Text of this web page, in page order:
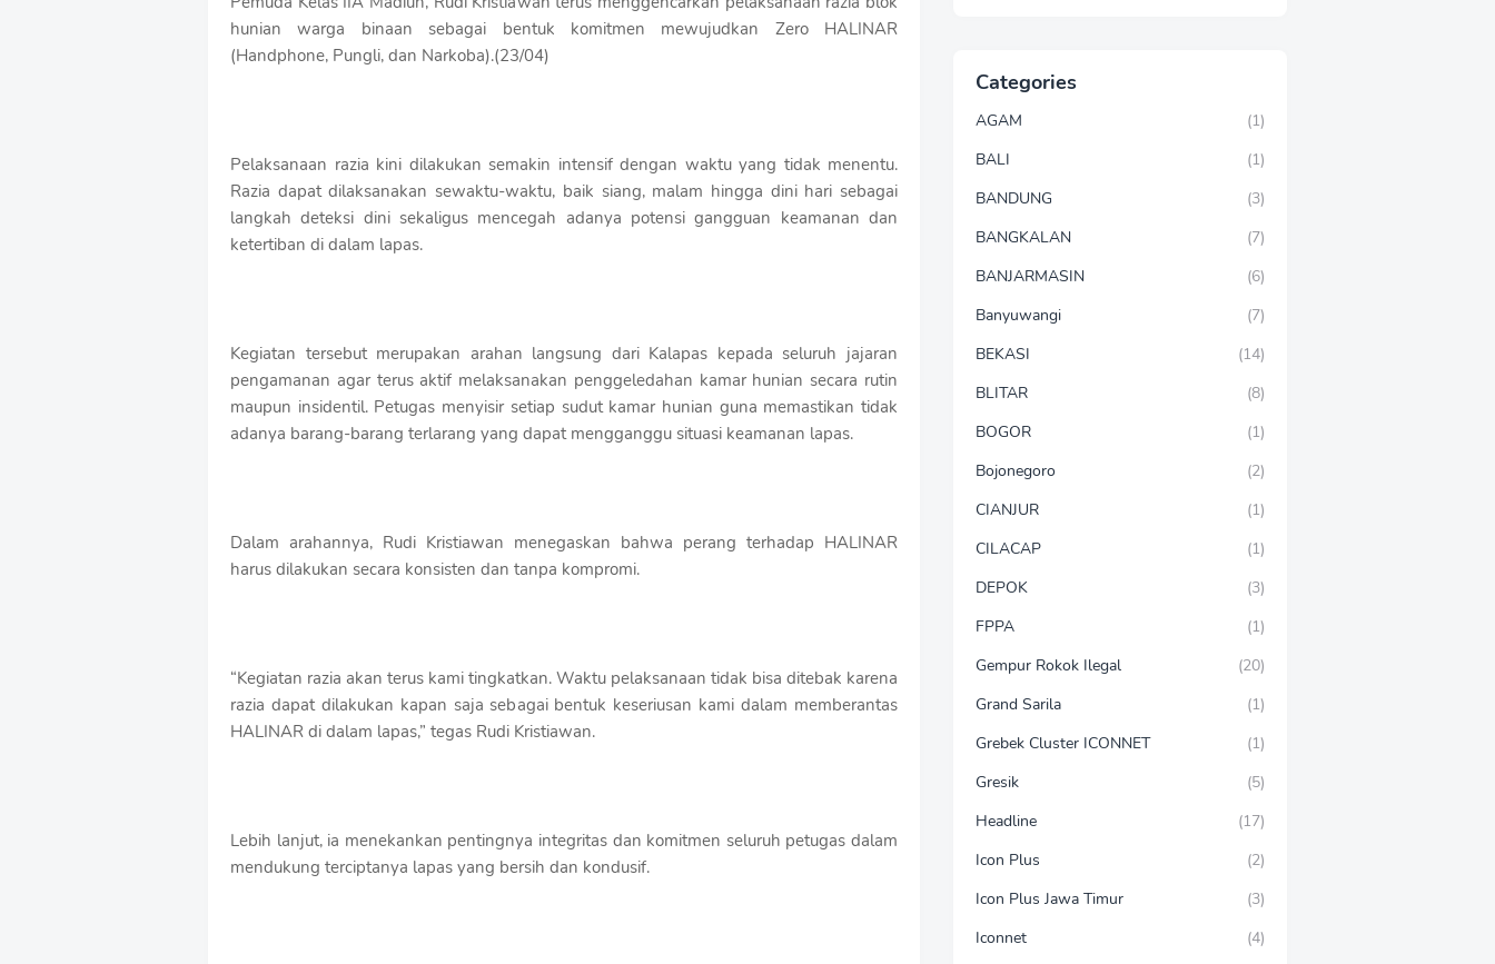
hunian warga binaan sebagai bentuk komitmen mewujudkan Zero HALINAR
(Handphone, Pungli, dan Narkoba).(23/04)
Pelaksanaan razia kini dilakukan semakin intensif dengan waktu yang tidak menentu.
Razia dapat dilaksanakan sewaktu-waktu, baik siang, malam hingga dini hari sebagai
langkah deteksi dini sekaligus mencegah adanya potensi gangguan keamanan dan
ketertiban di dalam lapas.
Kegiatan tersebut merupakan arahan langsung dari Kalapas kepada seluruh jajaran
pengamanan agar terus aktif melaksanakan penggeledahan kamar hunian secara rutin
maupun insidentil. Petugas menyisir setiap sudut kamar hunian guna memastikan tidak
adanya barang-barang terlarang yang dapat mengganggu situasi keamanan lapas.
Dalam arahannya, Rudi Kristiawan menegaskan bahwa perang terhadap HALINAR
harus dilakukan secara konsisten dan tanpa kompromi.
“Kegiatan razia akan terus kami tingkatkan. Waktu pelaksanaan tidak bisa ditebak karena
razia dapat dilakukan kapan saja sebagai bentuk keseriusan kami dalam memberantas
HALINAR di dalam lapas,” tegas Rudi Kristiawan.
Lebih lanjut, ia menekankan pentingnya integritas dan komitmen seluruh petugas dalam
mendukung terciptanya lapas yang bersih dan kondusif.
f
T
e
t
e
s
Categories
AGAM
(1)
BALI
(1)
BANDUNG
(3)
BANGKALAN
(7)
BANJARMASIN
(6)
Banyuwangi
(7)
BEKASI
(14)
BLITAR
(8)
BOGOR
(1)
Bojonegoro
(2)
CIANJUR
(1)
CILACAP
(1)
DEPOK
(3)
FPPA
(1)
Gempur Rokok Ilegal
(20)
Grand Sarila
(1)
Grebek Cluster ICONNET
(1)
Gresik
(5)
Headline
(17)
Icon Plus
(2)
Icon Plus Jawa Timur
(3)
Iconnet
(4)